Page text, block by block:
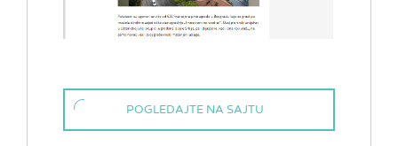
POGLEDAJTE NA SAJTU